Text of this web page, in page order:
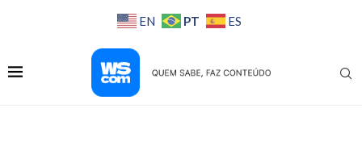
EN PT ES